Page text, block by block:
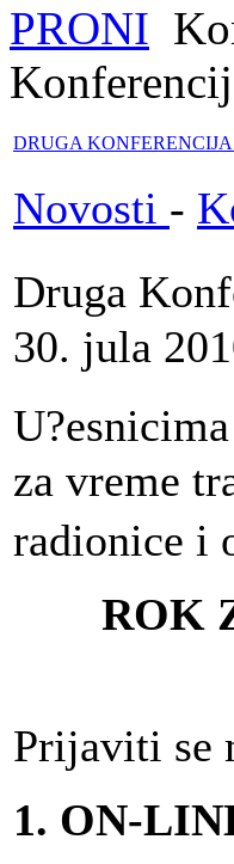
PRONI
DRUGA
Novosti -
Druga
30. jula
za vreme
radionice i
ROK
Prijaviti se
1. ON-